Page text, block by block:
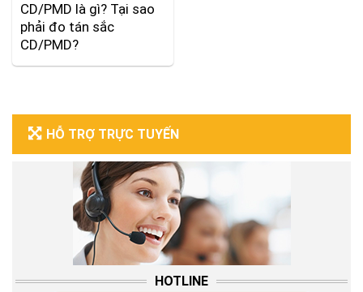
HỖ TRỢ TRỰC TUYẾN
HOTLINE
CD/PMD là gì? Tại sao
phải đo tán sắc
CD/PMD?